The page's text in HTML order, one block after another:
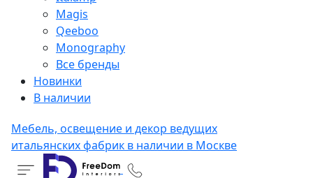
Magis
Qeeboo
Monography
Все бренды
Новинки
В наличии
Мебель, освещение и декор ведущих
итальянских фабрик в наличии в Москве